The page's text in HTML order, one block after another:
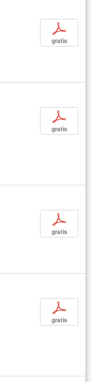
p
gratis
p
gratis
p
gratis
p
gratis